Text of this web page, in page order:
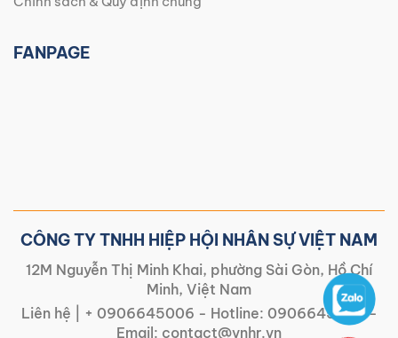
FANPAGE
CÔNG TY TNHH HIỆP HỘI NHÂN SỰ VIỆT NAM
12M Nguyễn Thị Minh Khai, phường Sài Gòn, Hồ Chí
Minh, Việt Nam
Liên hệ |
+ 0906645006 - Hotline: 0906645006-
Email: contact@vnhr.vn